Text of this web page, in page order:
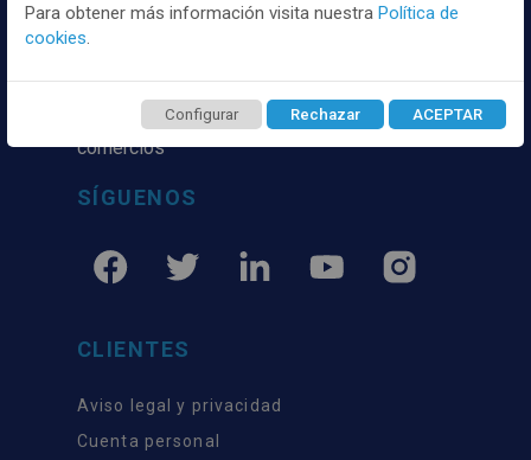
Distribuidor y mayorista textil de las mejores
marcaas de ropa y complementos del
internacionales. Más de 25 años de
experiencia como proveedor de los mejores
comercios
SÍGUENOS
CLIENTES
Aviso legal y privacidad
Cuenta personal
Para obtener más información visita nuestra Política de
cookies
Configurar Rechazar ACEPTAR